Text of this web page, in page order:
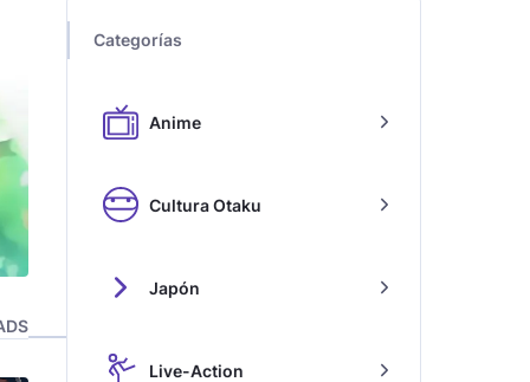
Categorías
Anime
Cultura Otaku
Japón
Live-Action